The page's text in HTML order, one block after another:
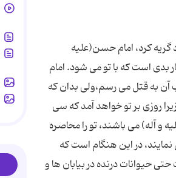
کرد، امام حسن(علیه
بدی است که با تو می شود. امام
به قتل می رسم،ولی بدان که
روزی بر تو خواهد آمد که سی
و آله) می باشند، تو را محاصره
در این هنگام است که
حیوانات درنده در بیابان ها و